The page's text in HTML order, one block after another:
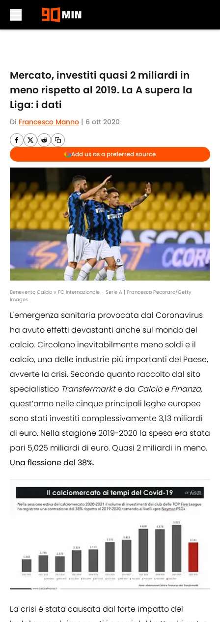
Mercato, investiti quasi 2 miliardi in
meno rispetto al 2019. La A supera la
Liga: i dati
Di Francesco Manno | 6 ott 2020
Add us as a preferred source
Benevento Calcio v FC Internazionale - Serie A | Francesco Pecoraro/Getty
Images
L'emergenza sanitaria provocata dal Coronavirus
ha avuto effetti devastanti anche sul mondo del
calcio. Circolano inevitabilmente meno soldi e il
calcio, una delle industrie più importanti del Paese,
avverte la crisi. Secondo quanto raccolto dal sito
specialistico Transfermarkte da Calcio e Finanza,
quest’anno nelle cinque principali leghe europee
sono stati investiti complessivamente 3,13 miliardi
di euro. Nella stagione 2019-2020 la spesa era stata
pari 5,025 miliardi di euro. Quasi 2 miliardi in meno.
Una flessione del 38%.
La crisi è stata causata dal forte impatto del